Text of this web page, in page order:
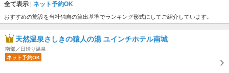
全て表示 ネット予約OK
おすすめの施設を当社独自の算出基準でランキング形式にしてご紹介しています。
天然温泉さしきの猿人の湯 ユインチホテル南城
南部／日帰り温泉
ネット予約OK